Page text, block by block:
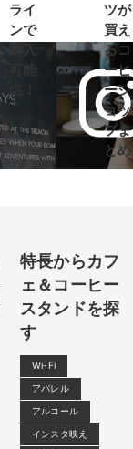
ライ
ンで
購入
可能
に！
ツが
買え
るコ
ーヒ
ーシ
ョッ
プま
とめ
特長からカフ
ェ＆コーヒー
スタンドを探
す
Wi-Fi
アパレル
アルコール
インスタ映え